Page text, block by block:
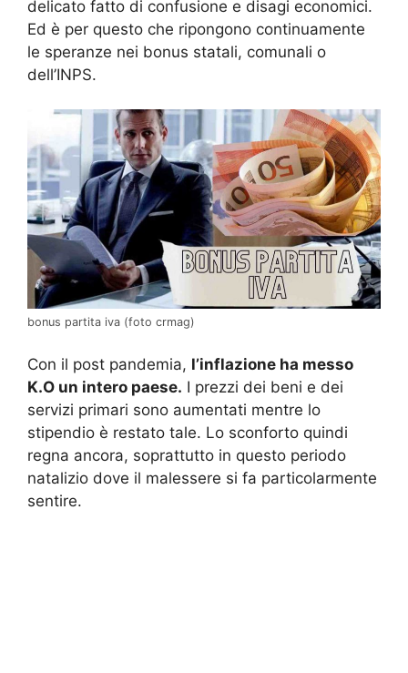
delicato fatto di confusione e disagi economici.
Ed è per questo che ripongono continuamente
le speranze nei bonus statali, comunali o
dell’INPS.
bonus partita iva (foto crmag)
Con il post pandemia, l’inflazione ha messo
K.O un intero paese. I prezzi dei beni e dei
servizi primari sono aumentati mentre lo
stipendio è restato tale. Lo sconforto quindi
regna ancora, soprattutto in questo periodo
natalizio dove il malessere si fa particolarmente
sentire.